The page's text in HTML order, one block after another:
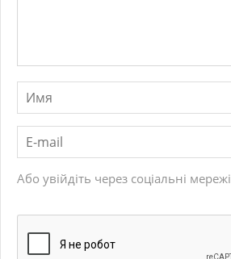
Або увійдіть через соціальні мережі